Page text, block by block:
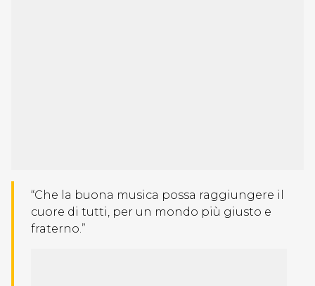
“Che la buona musica possa raggiungere il
cuore di tutti, per un mondo più giusto e
fraterno.”